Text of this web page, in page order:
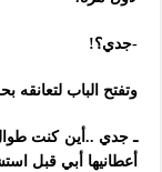
-جدي؟!
وتفتح الباب لتعانقه
ـ جدي ..أين كنت
أعطانيها أبي قبل